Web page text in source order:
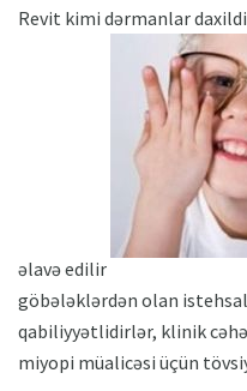
Revit kimi dərmanlar
əlavə edilir
göbələklərdən olan
qabiliyyətlidirlər, klinik
miyopi müalicəsi üçün